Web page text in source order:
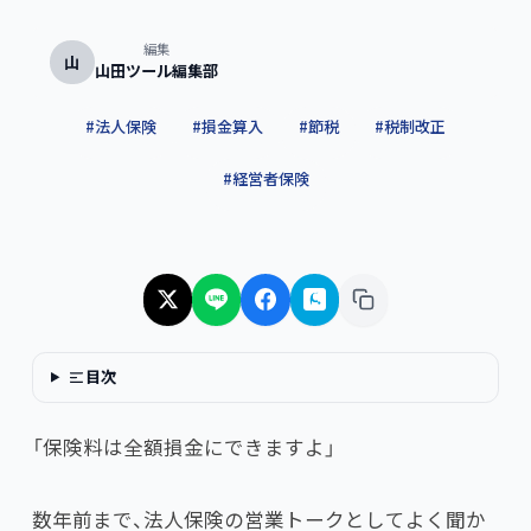
山
編集
山田ツール編集部
#法人保険 #損金算入 #節税 #税制改正
#経営者保険
目次
「保険料は全額損金にできますよ」
数年前まで、法人保険の営業トークとしてよく聞か